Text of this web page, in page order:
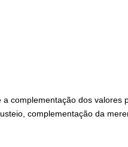
complementação dos valores
complementação da